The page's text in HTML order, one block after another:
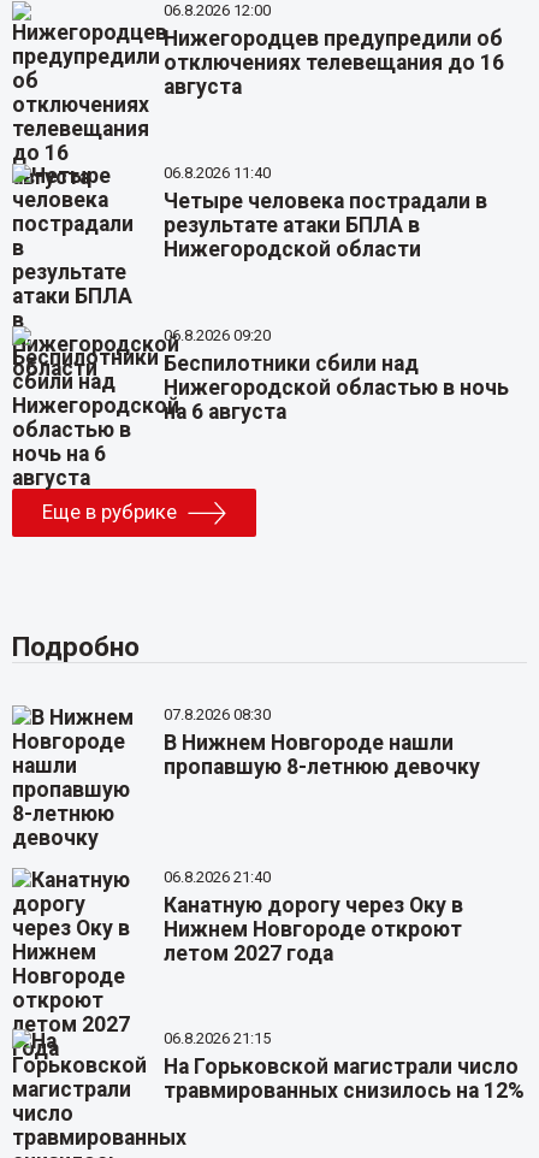
06.8.2026 12:00
Нижегородцев предупредили об
отключениях телевещания до 16
августа
06.8.2026 11:40
Четыре человека пострадали в
результате атаки БПЛА в
Нижегородской области
06.8.2026 09:20
Беспилотники сбили над
Нижегородской областью в ночь
на 6 августа
Еще в рубрике
Подробно
07.8.2026 08:30
В Нижнем Новгороде нашли
пропавшую 8-летнюю девочку
06.8.2026 21:40
Канатную дорогу через Оку в
Нижнем Новгороде откроют
летом 2027 года
06.8.2026 21:15
На Горьковской магистрали число
травмированных снизилось на 12%